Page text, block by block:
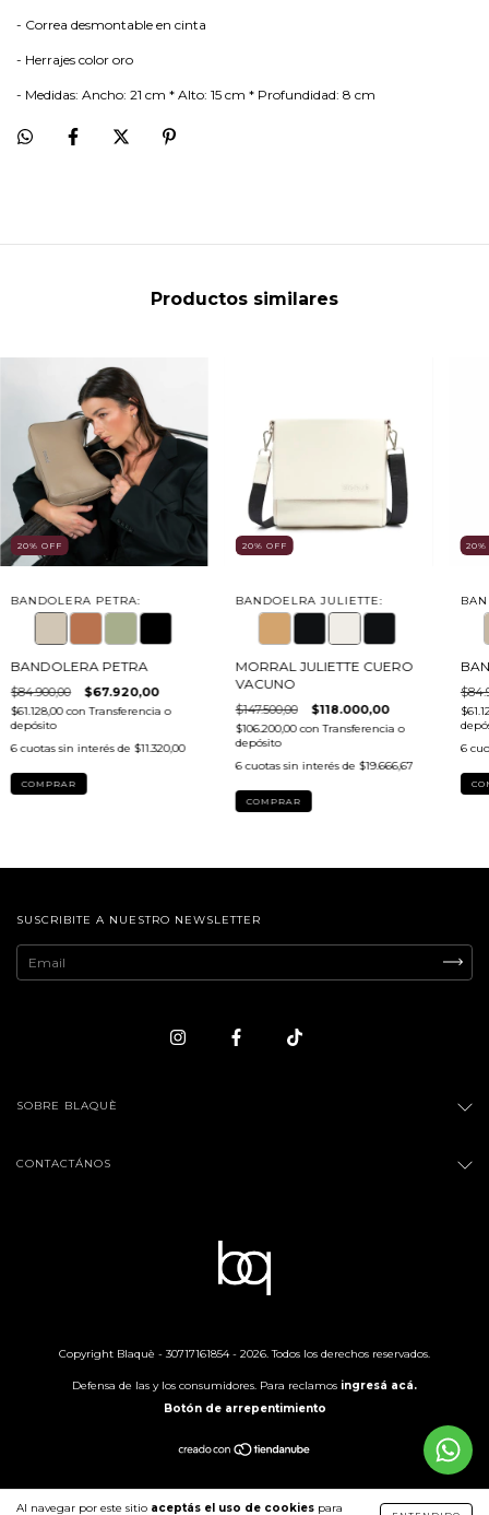
Al navegar por este sitio aceptás el uso de cookies para
- Correa desmontable en cinta
- Herrajes color oro
- Medidas: Ancho: 21 cm * Alto: 15 cm * Profundidad: 8 cm
Productos similares
20% OFF
BANDOLERA PETRA:
BANDOLERA PETRA
$84.900,00 $67.920,00
$61.128,00con Transferencia o
depósito
6 cuotas sin interés de $11.320,00
COMPRAR
20% OFF
BANDOELRA JULIETTE:
MORRAL JULIETTE CUERO
VACUNO
$147.500,00 $118.000,00
$106.200,00con Transferencia o
depósito
6 cuotas sin interés de $19.666,67
COMPRAR
20
6
SUSCRIBITE A NUESTRO NEWSLETTER
SOBRE BLAQUÈ
CONTACTÁNOS
Copyright Blaquè - 30717161854 - 2026. Todos los derechos reservados.
Defensa de las y los consumidores. Para reclamos ingresá acá.
Botón de arrepentimiento